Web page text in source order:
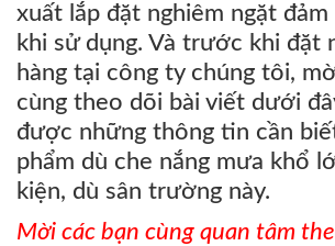
xuất lắp đặt nghiêm ngặt
khi sử dụng. Và trước khi đặt
hàng tại công ty chúng tôi,
cùng theo dõi bài viết dưới
được những thông tin cần
phẩm dù che nắng mưa khổ
kiện, dù sân trường này.
Mời các bạn cùng quan tâm